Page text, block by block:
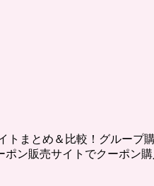
トまとめ＆比較！グループ
ン販売サイトでクーポン